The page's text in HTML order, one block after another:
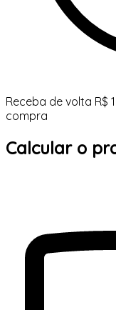
Receba de volta R$
compra
Calcular o